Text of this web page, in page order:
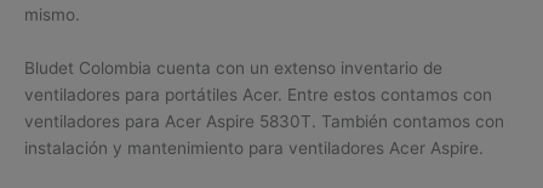
mismo.
Bludet Colombia cuenta con un extenso inventario de
ventiladores para portátiles Acer. Entre estos contamos con
ventiladores para Acer Aspire 5830T. También contamos con
instalación y mantenimiento para ventiladores Acer Aspire.